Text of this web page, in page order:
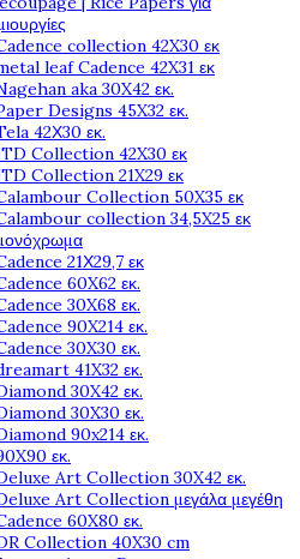
collection 42X30 εκ
leaf Cadence 42X31 εκ
aka 30X42 εκ.
Designs 45X32 εκ.
42Χ30 εκ.
ITD Collection 42X30 εκ
Collection 21X29 εκ
Calambour Collection 50X35 εκ
collection 34,5X25 εκ
21Χ29,7 εκ
60X62 εκ.
30X68 εκ.
90X214 εκ.
30X30 εκ.
41X32 εκ.
30X42 εκ.
30X30 εκ.
90x214 εκ.
εκ.
Deluxe Art Collection 30X42 εκ.
Deluxe Art Collection μεγάλα μεγέθη
60X80 εκ.
DR Collection 40X30 cm